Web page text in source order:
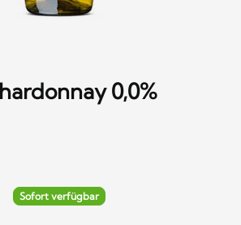
0,0%
Sofort verfügbar